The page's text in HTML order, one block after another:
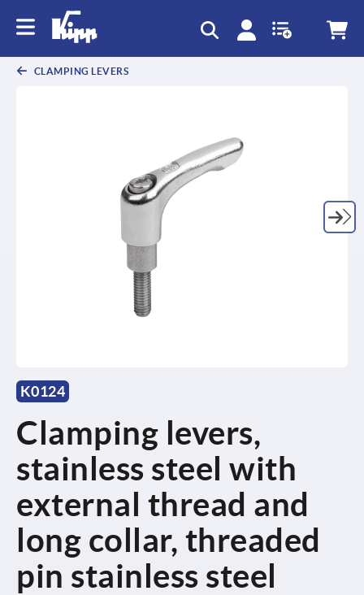
CLAMPING LEVERS
K0124
Clamping levers,
stainless steel with
external thread and
long collar, threaded
pin stainless steel